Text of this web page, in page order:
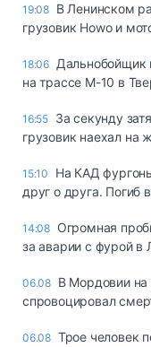
19:08 В Ленинском
грузовик Howo и
18:06 Дальнобойщик
на трассе М-10 в
16:55 За секунду
грузовик наехал на
15:10
На КАД
друг о друга. Погиб
14:08 Огромная
за аварии с фурой в
06.08 В Мордовии
спровоцировал
06.08 Трое человек